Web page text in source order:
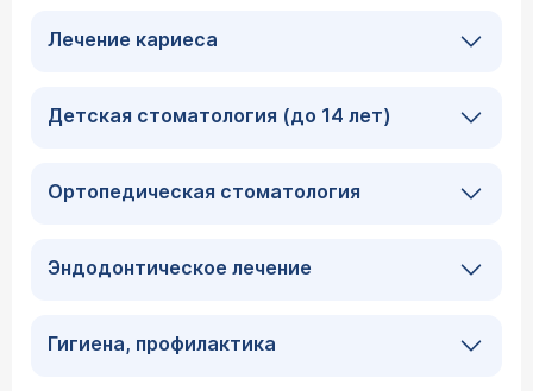
Лечение кариеса
Детская стоматология (до 14 лет)
Ортопедическая стоматология
Эндодонтическое лечение
Гигиена, профилактика